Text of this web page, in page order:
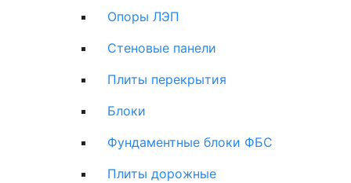
Опоры ЛЭП
Стеновые панели
Плиты перекрытия
Блоки
Фундаментные блоки ФБС
Плиты дорожные